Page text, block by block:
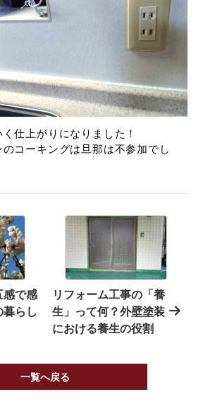
仕上がりになりました！
のコーキングは旦那は不参加でし
感で感
らし
リフォーム工事の「養
生」って何？外壁塗装
における養生の役割
一覧へ戻る